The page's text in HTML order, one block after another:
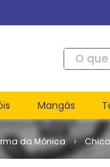
O que
Mangás
da Mônica